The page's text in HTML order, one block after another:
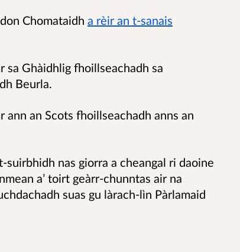
Chomataidh a rèir an t-sanais
sa Ghàidhlig fhoillseachadh sa
Beurla.
an Scots fhoillseachadh anns an
nas giorra a cheangal ri daoine
a’ toirt geàrr-chunntas air na
suas gu làrach-lìn Pàrlamaid